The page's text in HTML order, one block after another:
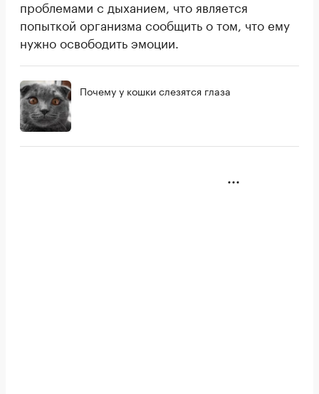
проблемами с дыханием, что является
попыткой организма сообщить о том, что ему
нужно освободить эмоции.
Почему у кошки слезятся глаза